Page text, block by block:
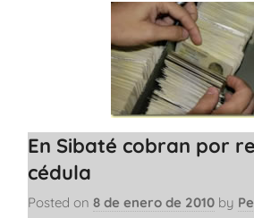
En Sibaté cobran por
cédula
Posted on 8 de enero de 2010 by